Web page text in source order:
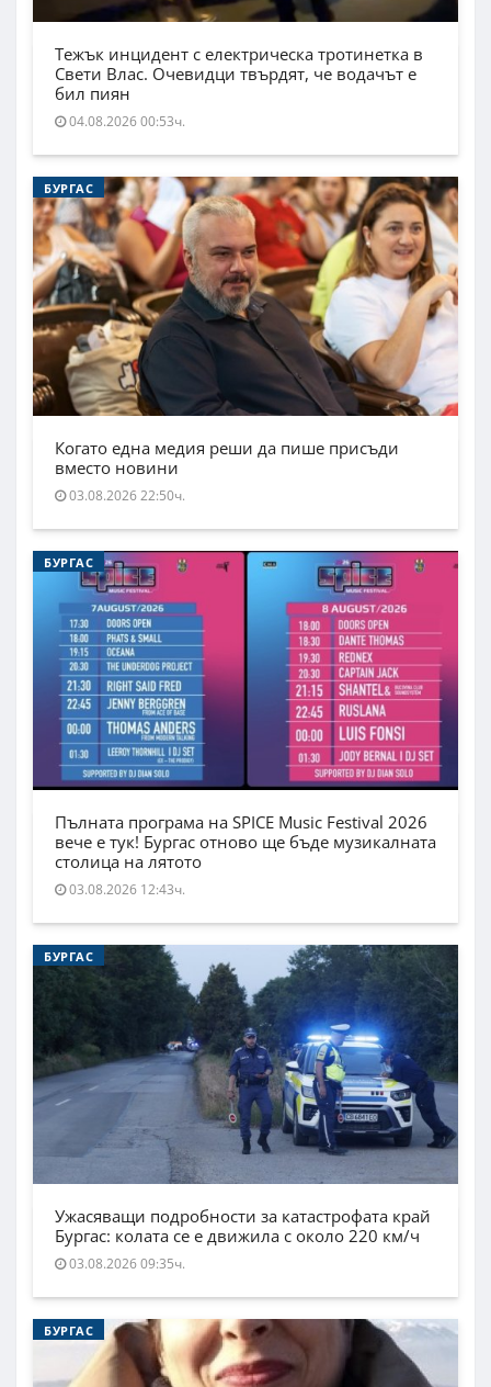
Тежък инцидент с електрическа тротинетка в
Свети Влас. Очевидци твърдят, че водачът е
бил пиян
04.08.2026 00:53ч.
БУРГАС
Когато една медия реши да пише присъди
вместо новини
03.08.2026 22:50ч.
БУРГАС
Пълната програма на SPICE Music Festival 2026
вече е тук! Бургас отново ще бъде музикалната
столица на лятото
03.08.2026 12:43ч.
БУРГАС
Ужасяващи подробности за катастрофата край
Бургас: колата се е движила с около 220 км/ч
03.08.2026 09:35ч.
БУРГАС